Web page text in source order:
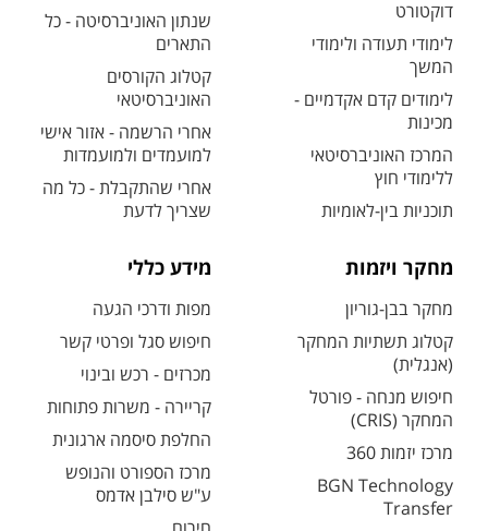
דוקטורט
לימודי תעודה ולימודי
המשך
לימודים קדם אקדמיים -
מכינות
המרכז האוניברסיטאי
ללימודי חוץ
תוכניות בין-לאומיות
שנתון האוניברסיטה - כל
התארים
קטלוג הקורסים
האוניברסיטאי
אחרי הרשמה - אזור אישי
למועמדים ולמועמדות
אחרי שהתקבלת - כל מה
שצריך לדעת
מחקר ויזמות
מחקר בבן-גוריון
קטלוג תשתיות המחקר
(אנגלית)
חיפוש מנחה - פורטל
המחקר (CRIS)
מרכז יזמות 360
BGN Technology
Transfer
מידע כללי
מפות ודרכי הגעה
חיפוש סגל ופרטי קשר
מכרזים - רכש ובינוי
קריירה - משרות פתוחות
החלפת סיסמה ארגונית
מרכז הספורט והנופש
ע"ש סילבן אדמס